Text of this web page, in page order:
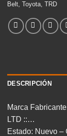
Belt, Toyota, TRD
DESCRIPCIÓN
Marca
LTD ::…
Estado: Nuevo –